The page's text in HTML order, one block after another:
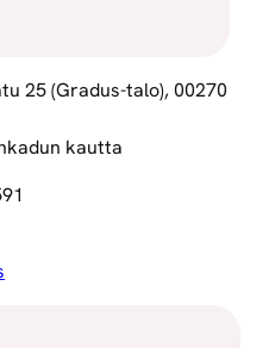
25 (Gradus-talo), 00270
kautta